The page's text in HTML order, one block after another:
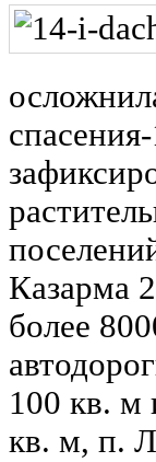
Казарма
более
100 кв. м
кв. м, п.